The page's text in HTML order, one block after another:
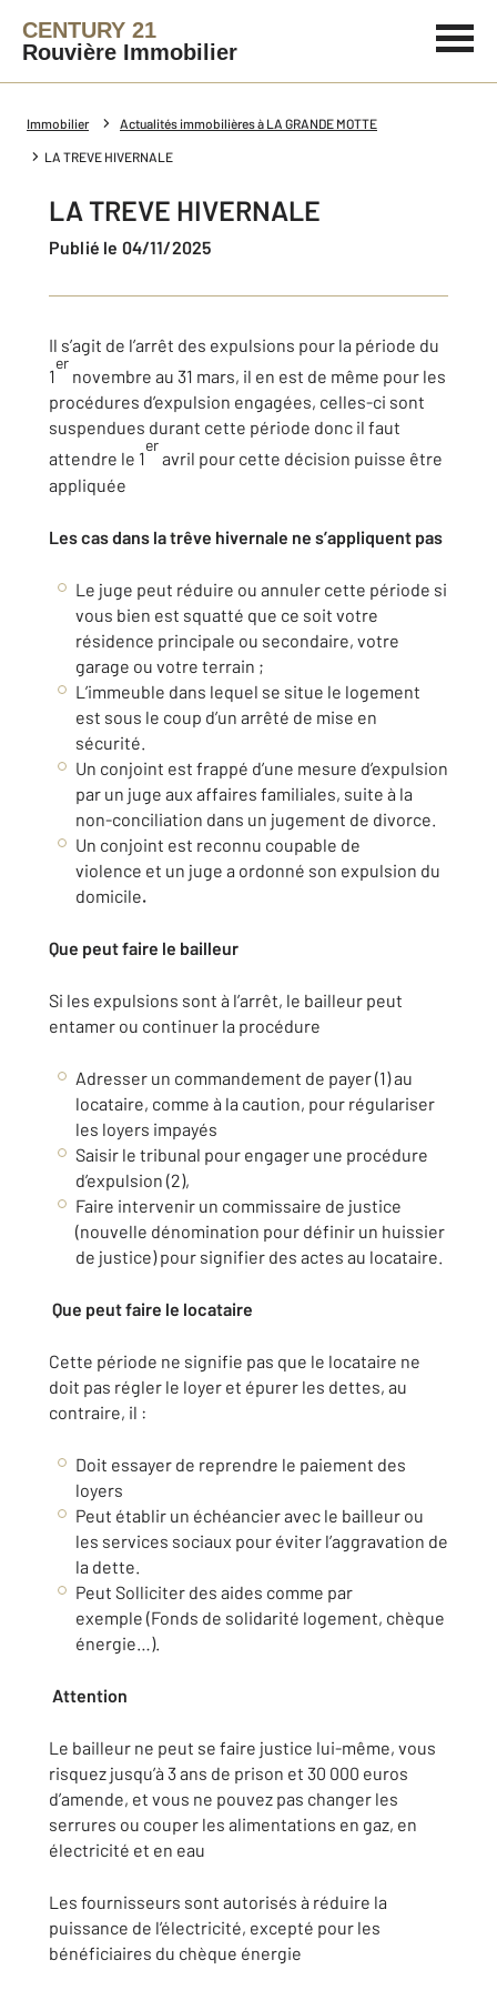
CENTURY 21
Rouvière Immobilier
Immobilier Actualités immobilières à LA GRANDE MOTTE
LA TREVE HIVERNALE
LA TREVE HIVERNALE
Publié le 04/11/2025
Il s’agit de l’arrêt des expulsions pour la période du
1
er
novembre au 31 mars, il en est de même pour les
procédures d’expulsion engagées, celles-ci sont
suspendues durant cette période donc il faut
attendre le 1
er
avril pour cette décision puisse être
appliquée
Les cas dans la trêve hivernale ne s’appliquent pas
Le juge peut réduire ou annuler cette période si
vous bien est squatté que ce soit votre
résidence principale ou secondaire, votre
garage ou votre terrain ;
L’immeuble dans lequel se situe le logement
est sous le coup d’un arrêté de mise en
sécurité.
Un conjoint est frappé d’une mesure d’expulsion
par un juge aux affaires familiales, suite à la
non-conciliation dans un jugement de divorce.
Un conjoint est reconnu coupable de
violence et un juge a ordonné son expulsion du
domicile.
Que peut faire le bailleur
Si les expulsions sont à l’arrêt, le bailleur peut
entamer ou continuer la procédure
Adresser un commandement de payer (1)au
locataire, comme à la caution, pour régulariser
les loyers impayés
Saisir le tribunal pour engager une procédure
d’expulsion (2),
Faire intervenir un commissaire de justice
(nouvelle dénomination pour définir un huissier
de justice) pour signifier des actes au locataire.
Que peut faire le locataire
Cette période ne signifie pas que le locataire ne
doit pas régler le loyer et épurer les dettes, au
contraire, il :
Doit essayer de reprendre le paiement des
loyers
Peut établir un échéancier avec le bailleur ou
les services sociaux pour éviter l’aggravation de
la dette.
Peut Solliciter des aides comme par
exemple (Fonds de solidarité logement, chèque
énergie…).
Attention
Le bailleur ne peut se faire justice lui-même, vous
risquez jusqu’à 3 ans de prison et 30 000 euros
d’amende, et vous ne pouvez pas changer les
serrures ou couper les alimentations en gaz, en
électricité et en eau
Les fournisseurs sont autorisés à réduire la
puissance de l’électricité, excepté pour les
bénéficiaires du chèque énergie